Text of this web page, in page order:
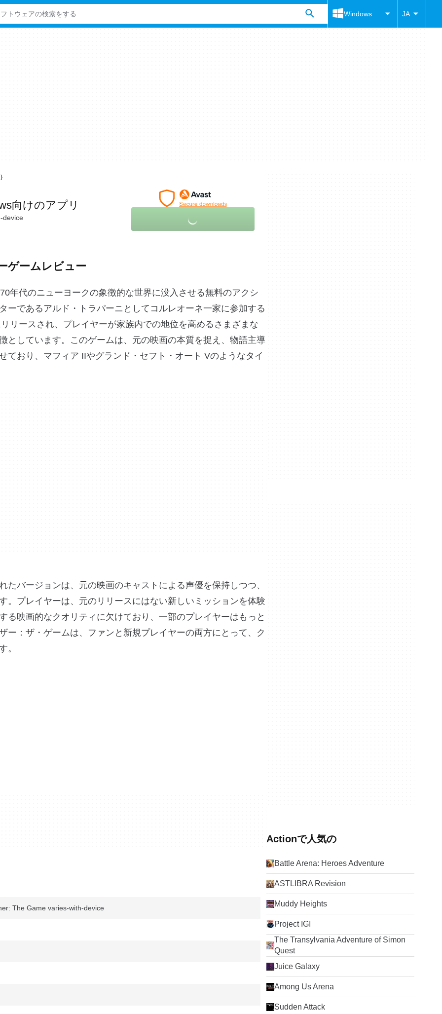
Windows JA
向けのアプリ
device
ゲームレビュー
年代のニューヨークの象徴的な世界に没入させる無料のアクシ
ーであるアルド・トラパーニとしてコルレオーネ一家に参加する
リースされ、プレイヤーが家族内での地位を高めるさまざまな
としています。このゲームは、元の映画の本質を捉え、物語主導
ており、マフィア IIやグランド・セフト・オート Vのようなタイ
バージョンは、元の映画のキャストによる声優を保持しつつ、
。プレイヤーは、元のリリースにはない新しいミッションを体験
る映画的なクオリティに欠けており、一部のプレイヤーはもっと
ー：ザ・ゲームは、ファンと新規プレイヤーの両方にとって、ク
。
The Game varies-with-device
Actionで人気の
Battle Arena: Heroes Adventure
ASTLIBRA Revision
Muddy Heights
Project IGI
The Transylvania Adventure of Simon
Quest
Juice Galaxy
Among Us Arena
Sudden Attack